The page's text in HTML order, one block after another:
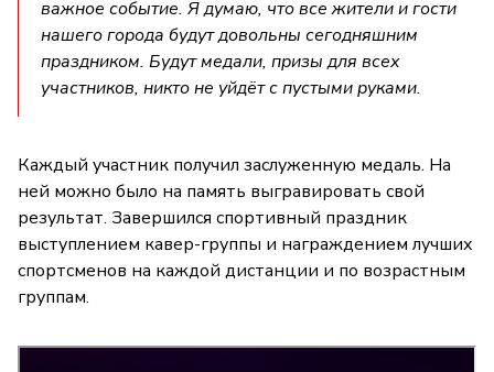
важное событие. Я думаю, что все жители и гости
нашего города будут довольны сегодняшним
праздником. Будут медали, призы для всех
участников, никто не уйдёт с пустыми руками.
Каждый участник получил заслуженную медаль. На
ней можно было на память выгравировать свой
результат. Завершился спортивный праздник
выступлением кавер-группы и награждением лучших
спортсменов на каждой дистанции и по возрастным
группам.